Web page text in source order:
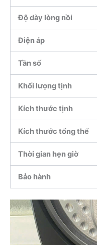
Độ dày lòng nồi
Điện áp
Tần số
Khối lượng tịnh
Kích thước tịnh
Kích thước tổng thể
Thời gian hẹn giờ
Bảo hành